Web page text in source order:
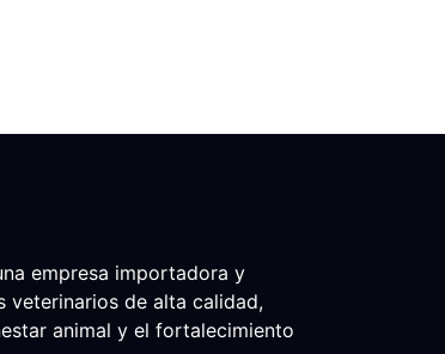
empresa importadora y
de alta calidad,
animal y el fortalecimiento